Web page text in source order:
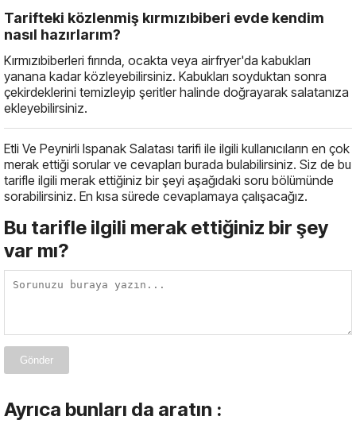
Tarifteki közlenmiş kırmızıbiberi evde kendim
nasıl hazırlarım?
Kırmızıbiberleri fırında, ocakta veya airfryer'da kabukları
yanana kadar közleyebilirsiniz. Kabukları soyduktan sonra
çekirdeklerini temizleyip şeritler halinde doğrayarak salatanıza
ekleyebilirsiniz.
Etli Ve Peynirli Ispanak Salatası tarifi ile ilgili kullanıcıların en çok
merak ettiği sorular ve cevapları burada bulabilirsiniz. Siz de bu
tarifle ilgili merak ettiğiniz bir şeyi aşağıdaki soru bölümünde
sorabilirsiniz. En kısa sürede cevaplamaya çalışacağız.
Bu tarifle ilgili merak ettiğiniz bir şey
var mı?
Gönder
Ayrıca bunları da aratın :